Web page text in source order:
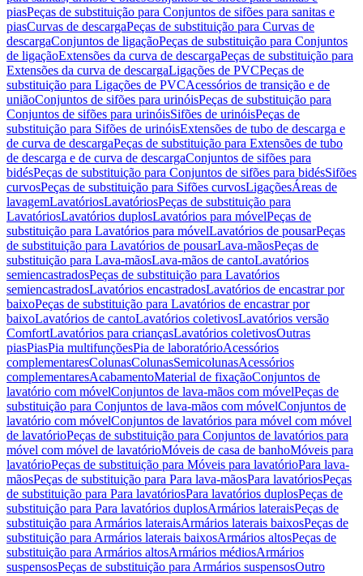
piasPeças de substituição para Conjuntos de sifões para sanitas e
piasCurvas de descargaPeças de substituição para Curvas de
descargaConjuntos de ligaçãoPeças de substituição para Conjuntos
de ligaçãoExtensões da curva de descargaPeças de substituição para
Extensões da curva de descargaLigações de PVCPeças de
substituição para Ligações de PVCAcessórios de transição e de
uniãoConjuntos de sifões para urinóisPeças de substituição para
Conjuntos de sifões para urinóisSifões de urinóisPeças de
substituição para Sifões de urinóisExtensões de tubo de descarga e
de curva de descargaPeças de substituição para Extensões de tubo
de descarga e de curva de descargaConjuntos de sifões para
bidésPeças de substituição para Conjuntos de sifões para bidésSifões
curvosPeças de substituição para Sifões curvosLigaçõesÁreas de
lavagemLavatóriosLavatóriosPeças de substituição para
LavatóriosLavatórios duplosLavatórios para móvelPeças de
substituição para Lavatórios para móvelLavatórios de pousarPeças
de substituição para Lavatórios de pousarLava-mãosPeças de
substituição para Lava-mãosLava-mãos de cantoLavatórios
semiencastradosPeças de substituição para Lavatórios
semiencastradosLavatórios encastradosLavatórios de encastrar por
baixoPeças de substituição para Lavatórios de encastrar por
baixoLavatórios de cantoLavatórios coletivosLavatórios versão
ComfortLavatórios para criançasLavatórios coletivosOutras
piasPiasPia multifunçõesPia de laboratórioAcessórios
complementaresColunasColunasSemicolunasAcessórios
complementaresAcabamentoMaterial de fixaçãoConjuntos de
lavatório com móvelConjuntos de lava-mãos com móvelPeças de
substituição para Conjuntos de lava-mãos com móvelConjuntos de
lavatório com móvelConjuntos de lavatórios para móvel com móvel
de lavatórioPeças de substituição para Conjuntos de lavatórios para
móvel com móvel de lavatórioMóveis de casa de banhoMóveis para
lavatórioPeças de substituição para Móveis para lavatórioPara lava-
mãosPeças de substituição para Para lava-mãosPara lavatóriosPeças
de substituição para Para lavatóriosPara lavatórios duplosPeças de
substituição para Para lavatórios duplosArmários lateraisPeças de
substituição para Armários lateraisArmários laterais baixosPeças de
substituição para Armários laterais baixosArmários altosPeças de
substituição para Armários altosArmários médiosArmários
suspensosPeças de substituição para Armários suspensosOutro